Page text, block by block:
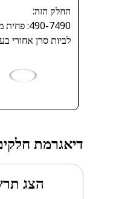
החלק הזה:
490-7490:
לביות סרן אחורי
דיאגרמת
הצג